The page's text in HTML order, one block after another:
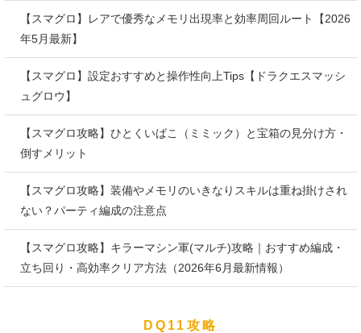
【スマグロ】レアで優秀なメモリ出現率と効率周回ルート【2026
年5月最新】
【スマグロ】設定おすすめと操作性向上Tips【ドラクエスマッシ
ュグロウ】
【スマグロ攻略】ひとくいばこ（ミミック）と宝箱の見分け方・
倒すメリット
【スマグロ攻略】装備やメモリのいきなりスキルは重ね掛けされ
ない？パーティ編成の注意点
【スマグロ攻略】キラーマシン軍(マルチ)攻略｜おすすめ編成・
立ち回り・高効率クリア方法（2026年6月最新情報）
DQ11攻略